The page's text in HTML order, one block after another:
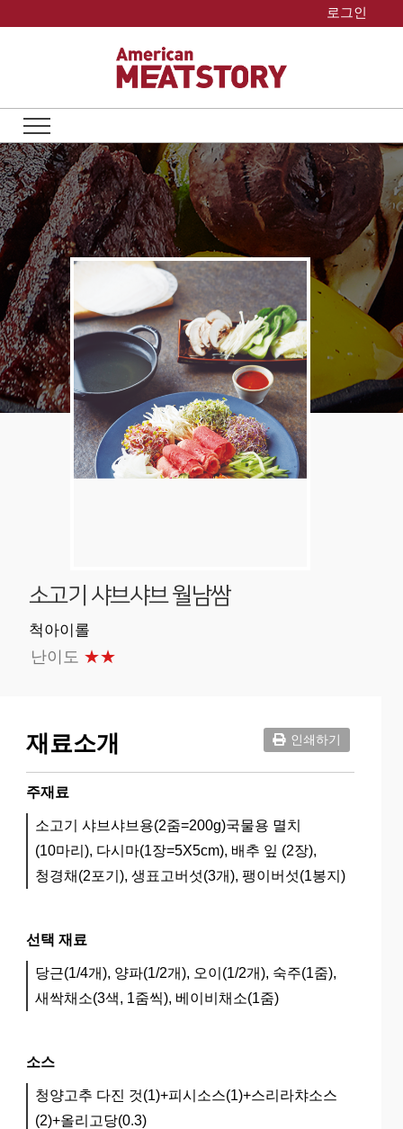
로그인
소고기 샤브샤브 월남쌈
척아이롤
난이도 ★★
재료소개 인쇄하기
주재료
소고기 샤브샤브용(2줌=200g)국물용 멸치
(10마리), 다시마(1장=5X5cm), 배추 잎 (2장),
청경채(2포기), 생표고버섯(3개), 팽이버섯(1봉지)
선택 재료
당근(1/4개), 양파(1/2개), 오이(1/2개), 숙주(1줌),
새싹채소(3색, 1줌씩), 베이비채소(1줌)
소스
청양고추 다진 것(1)+피시소스(1)+스리라챠소스
(2)+올리고당(0.3)